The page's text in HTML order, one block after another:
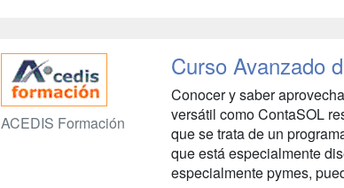
ACEDIS Formación
Curso Avanzado
Conocer y saber
versátil como ContaSOL
que se trata de un
que está especialmente
especialmente pymes,